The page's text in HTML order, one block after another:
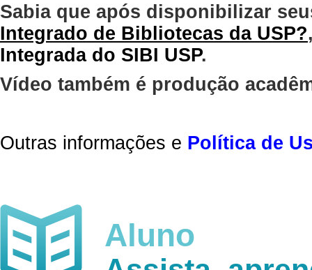
Sabia que após disponibilizar
Integrado de Bibliotecas da USP?
Integrada do SIBI USP.
Vídeo também é produção
Outras informações e Política de
Aluno